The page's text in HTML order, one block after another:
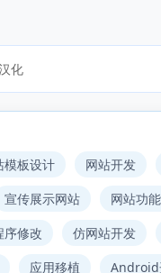
化
模板设计
网站开发
宣传展示网站
网站功
序修改
仿网站开发
应用移植 Android